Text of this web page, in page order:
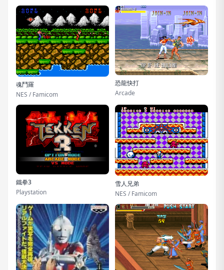
魂鬥羅
NES / Famicom
恐龍快打
Arcade
鐵拳3
Playstation
雪人兄弟
NES / Famicom